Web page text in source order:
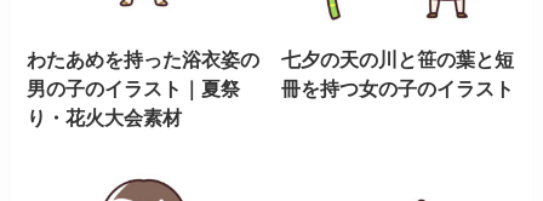
わたあめを持った浴衣姿の
男の子のイラスト｜夏祭
り・花火大会素材
七夕の天の川と笹の葉と短
冊を持つ女の子のイラスト